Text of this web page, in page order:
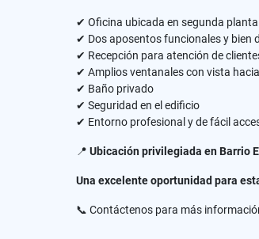
✔ Oficina ubicada en segunda planta
✔ Dos aposentos funcionales y bien
✔ Recepción para atención de
✔ Amplios ventanales con vista
✔ Baño privado
✔ Seguridad en el edificio
✔ Entorno profesional y de fácil
📍 Ubicación privilegiada en Barrio
Una excelente oportunidad para
📞 Contáctenos para más